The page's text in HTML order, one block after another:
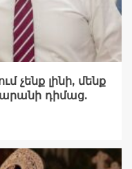
չենք լինի, մենք
դիմաց.